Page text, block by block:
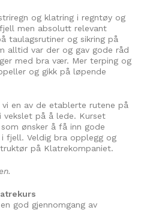
og klatring i regntøy og
men absolutt relevant
taulagsrutiner og sikring på
alltid var der og gav gode råd
med bra vær. Mer terping og
og gikk på løpende
en av de etablerte rutene på
vekslet på å lede. Kurset
ønsker å få inn gode
fjell. Veldig bra opplegg og
på Klatrekompaniet.
god gjennomgang av